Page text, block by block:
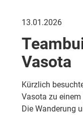
13.01.2026
Vasota
Kürzlich
Vasota zu
Die Wanderung